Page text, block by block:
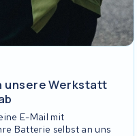
unsere Werkstatt
E-Mail mit
Batterie selbst an uns